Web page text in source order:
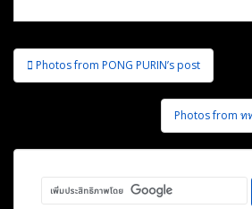
แนะแนว
เรื่อง
Photos from PONG PURIN’s post
Photos from ท